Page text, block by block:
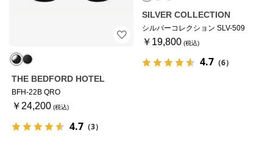
THE BEDFORD HOTEL
BFH-22B QRO
￥24,200
4.7 （3）
SILVER COLLECTION
シルバーコレクション SLV-509
￥19,800
4.7 （6）